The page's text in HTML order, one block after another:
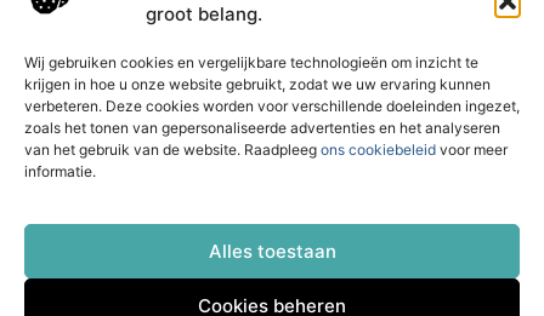
groot belang.
Wij gebruiken cookies en vergelijkbare technologieën om inzicht te
krijgen in hoe u onze website gebruikt, zodat we uw ervaring kunnen
verbeteren. Deze cookies worden voor verschillende doeleinden ingezet,
zoals het tonen van gepersonaliseerde advertenties en het analyseren
van het gebruik van de website. Raadpleeg ons cookiebeleid voor meer
informatie.
Alles toestaan
Cookies beheren
Main Links
Dagelijks nieuwe inzichten op taec.nl
Artikelen vol kennis, inspiratie en praktische tips die